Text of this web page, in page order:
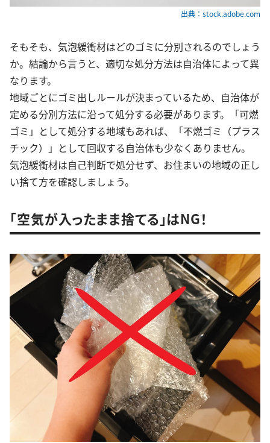
出典：stock.adobe.com
そもそも、気泡緩衝材はどのゴミに分別されるのでしょう
か。結論から言うと、適切な処分方法は自治体によって異
なります。
地域ごとにゴミ出しルールが決まっているため、自治体が
定める分別方法に沿って処分する必要があります。「可燃
ゴミ」として処分する地域もあれば、「不燃ゴミ（プラス
チック）」として回収する自治体も少なくありません。
気泡緩衝材は自己判断で処分せず、お住まいの地域の正し
い捨て方を確認しましょう。
「空気が入ったまま捨てる」はNG！